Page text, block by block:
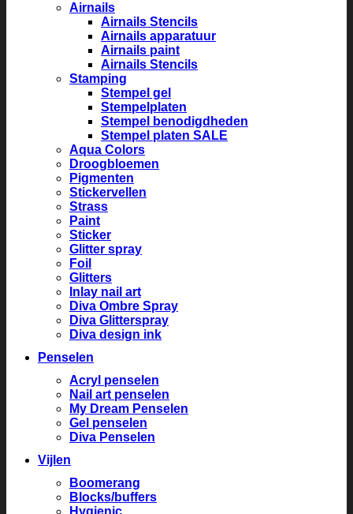
Airnails
Airnails Stencils
Airnails apparatuur
Airnails paint
Airnails Stencils
Stamping
Stempel gel
Stempelplaten
Stempel benodigdheden
Stempel platen SALE
Aqua Colors
Droogbloemen
Pigmenten
Stickervellen
Strass
Paint
Sticker
Glitter spray
Foil
Glitters
Inlay nail art
Diva Ombre Spray
Diva Glitterspray
Diva design ink
Penselen
Acryl penselen
Nail art penselen
My Dream Penselen
Gel penselen
Diva Penselen
Vijlen
Boomerang
Blocks/buffers
Hygienic